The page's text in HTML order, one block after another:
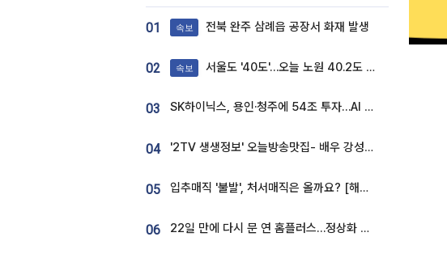
01 속보 전북 완주 삼례읍 공장서 화재 발생
02 속보 서울도 '40도'…오늘 노원 40.2도 기록
03 SK하이닉스, 용인·청주에 54조 투자…AI 메모리 생산기지 키운다
04 '2TV 생생정보' 오늘방송맛집- 배우 강성진 단골! 쌀국수ㆍ푸팟퐁 커리 맛집 '블○○○'
05 입추매직 '불발', 처서매직은 올까요? [해시태그]
06 22일 만에 다시 문 연 홈플러스…정상화 바쁜데 재고 없어 ‘발동동’[가보니]